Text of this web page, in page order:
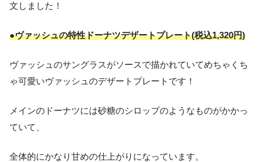
文しました！
●ヴァッシュの特性ドーナツデザートプレート(税込1,320円)
ヴァッシュのサングラスがソースで描かれていてめちゃくち
ゃ可愛いヴァッシュのデザートプレートです！
メインのドーナツには砂糖のシロップのようなものがかかっ
ていて、
全体的にかなり甘めの仕上がりになっています。